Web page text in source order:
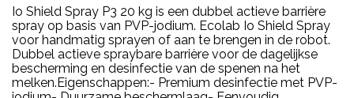
Io Shield Spray P3 20 kg is een dubbel actieve barrière
spray op basis van PVP-jodium. Ecolab Io Shield Spray
voor handmatig sprayen of aan te brengen in de robot.
Dubbel actieve spraybare barrière voor de dagelijkse
bescherming en desinfectie van de spenen na het
melken.Eigenschappen:- Premium desinfectie met PVP-